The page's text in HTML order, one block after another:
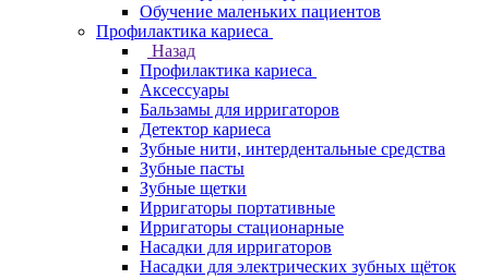
Обучение маленьких пациентов
Профилактика кариеса
Назад
Профилактика кариеса
Аксессуары
Бальзамы для ирригаторов
Детектор кариеса
Зубные нити, интердентальные средства
Зубные пасты
Зубные щетки
Ирригаторы портативные
Ирригаторы стационарные
Насадки для ирригаторов
Насадки для электрических зубных щёток